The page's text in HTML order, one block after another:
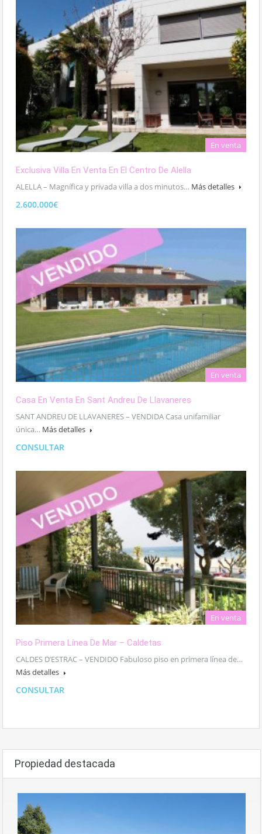
En venta
Exclusiva Villa En Venta En El Centro De Alella
ALELLA – Magnífica y privada villa a dos minutos… Más detalles
2.600.000€
En venta
Casa En Venta En Sant Andreu De Llavaneres
SANT ANDREU DE LLAVANERES – VENDIDA Casa unifamiliar
única… Más detalles
CONSULTAR
En venta
Piso Primera Línea De Mar – Caldetas
CALDES D’ESTRAC – VENDIDO Fabuloso piso en primera línea de…
Más detalles
CONSULTAR
Propiedad destacada